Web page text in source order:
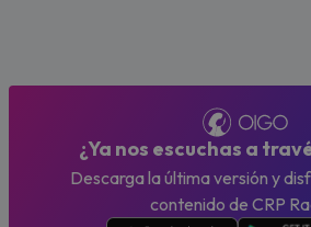
¿Ya nos escuchas a
Descarga la última versión y
contenido de CRP